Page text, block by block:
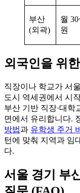
부산
(외곽)
월
원
외국인을 위
직장이나 학교가 서
도시 역세권에서 시
부산 기반 직장·대학
면에서 유리합니다.
방법과 유학생 주거
턴에 맞춰 지역과 임
다.
서울 경기 부